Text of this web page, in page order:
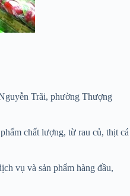
Trãi, phường Thượng
chất lượng, từ rau củ, thịt cá
vụ và sản phẩm hàng đầu,